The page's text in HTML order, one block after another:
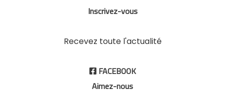
Inscrivez-vous
Recevez toute l'actualité
FACEBOOK
Aimez-nous